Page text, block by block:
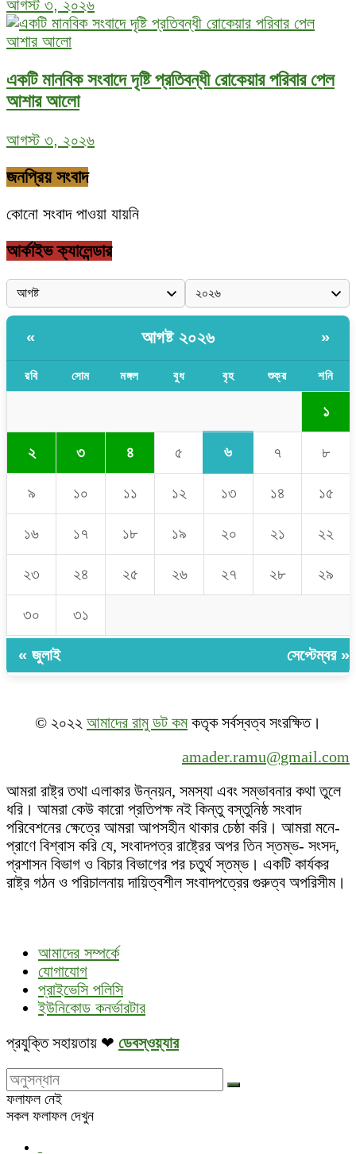
আগস্ট ৩, ২০২৬
একটি মানবিক সংবাদে দৃষ্টি প্রতিবন্ধী রোকেয়ার পরিবার পেল
আশার আলো
আগস্ট ৩, ২০২৬
জনপ্রিয় সংবাদ
কোনো সংবাদ পাওয়া যায়নি
আর্কাইভ ক্যালেন্ডার
« আগষ্ট ২০২৬ »
রবি সোম মঙ্গল বুধ বৃহ শুক্র শনি
১
২ ৩ ৪ ৫ ৬ ৭ ৮
৯ ১০ ১১ ১২ ১৩ ১৪ ১৫
১৬ ১৭ ১৮ ১৯ ২০ ২১ ২২
২৩ ২৪ ২৫ ২৬ ২৭ ২৮ ২৯
৩০ ৩১
« জুলাই সেপ্টেম্বর »
© ২০২২ আমাদের রামু ডট কমকতৃক সর্বস্বত্ব সংরক্ষিত।
amader.ramu@gmail.com
আমরা রাষ্ট্র তথা এলাকার উন্নয়ন, সমস্যা এবং সম্ভাবনার কথা তুলে
ধরি। আমরা কেউ কারো প্রতিপক্ষ নই কিন্তু বস্তুনিষ্ঠ সংবাদ
পরিবেশনের ক্ষেত্রে আমরা আপসহীন থাকার চেষ্ঠা করি। আমরা মনে-
প্রাণে বিশ্বাস করি যে, সংবাদপত্র রাষ্ট্রের অপর তিন স্তম্ভ- সংসদ,
প্রশাসন বিভাগ ও বিচার বিভাগের পর চতুর্থ স্তম্ভ। একটি কার্যকর
রাষ্ট্র গঠন ও পরিচালনায় দায়িত্বশীল সংবাদপত্রের গুরুত্ব অপরিসীম।
আমাদের সম্পর্কে
যোগাযোগ
প্রাইভেসি পলিসি
ইউনিকোড কনর্ভারটার
প্রযুক্তি সহায়তায় ❤ ডেবস্ওয়্যার
ফলাফল নেই
সকল ফলাফল দেখুন